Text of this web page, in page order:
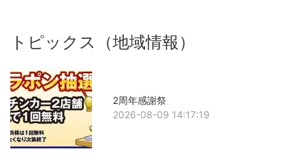
トピックス（地域情報）
2周年感謝祭
2026-08-09 14:17:19